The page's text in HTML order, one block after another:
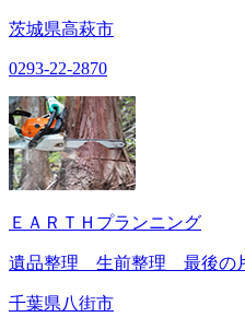
茨城県高萩市
0293-22-2870
ＥＡＲＴＨプランニング
遺品整理 生前整理 最後の
千葉県八街市